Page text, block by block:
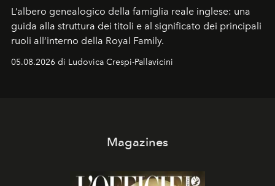
L’albero genealogico della famiglia reale inglese: una
guida alla struttura dei titoli e al significato dei principali
ruoli all’interno della Royal Family.
05.08.2026 di Ludovica Crespi-Pallavicini
Magazines